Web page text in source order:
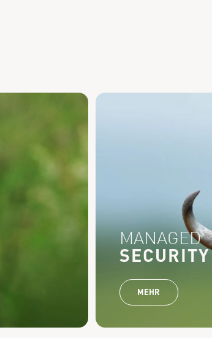
MANAGED
SECURITY
MEHR